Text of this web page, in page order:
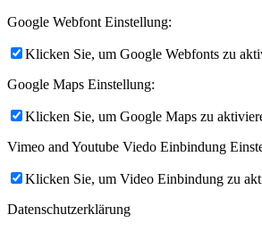
Google Webfont Einstellung:
Klicken Sie, um Google Webfonts zu
Google Maps Einstellung:
Klicken Sie, um Google Maps zu
Vimeo and Youtube Viedo Einbindung
Klicken Sie, um Video Einbindung zu
Datenschutzerklärung